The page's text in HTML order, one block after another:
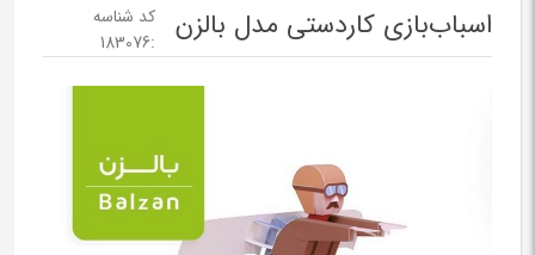
اسباب‌بازی کاردستی مدل بالزن
کد شناسه
:
183076